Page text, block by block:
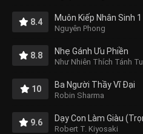
8.4 Muôn Kiếp Nhân Sinh 1
Nguyên Phong
8.8 Nhẹ Gánh Ưu Phiền
Như Nhiên Thích Tánh
10 Ba Người Thầy Vĩ Đại
Robin Sharma
9.6 Dạy Con Làm Giàu
Robert T. Kiyosaki